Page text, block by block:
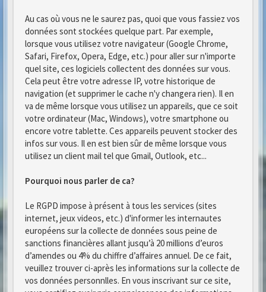
Au cas où vous ne le saurez pas, quoi que vous fassiez vos
données sont stockées quelque part. Par exemple,
lorsque vous utilisez votre navigateur (Google Chrome,
Safari, Firefox, Opera, Edge, etc.) pour aller sur n'importe
quel site, ces logiciels collectent des données sur vous.
Cela peut être votre adresse IP, votre historique de
navigation (et supprimer le cache n'y changera rien). Il en
va de même lorsque vous utilisez un appareils, que ce soit
votre ordinateur (Mac, Windows), votre smartphone ou
encore votre tablette. Ces appareils peuvent stocker des
infos sur vous. Il en est bien sûr de même lorsque vous
utilisez un client mail tel que Gmail, Outlook, etc...
Pourquoi nous parler de ca?
Le RGPD impose à présent à tous les services (sites
internet, jeux videos, etc.) d'informer les internautes
européens sur la collecte de données sous peine de
sanctions financières allant jusqu’à 20 millions d’euros
d’amendes ou 4% du chiffre d’affaires annuel. De ce fait,
veuillez trouver ci-après les informations sur la collecte de
vos données personnlles. En vous inscrivant sur ce site,